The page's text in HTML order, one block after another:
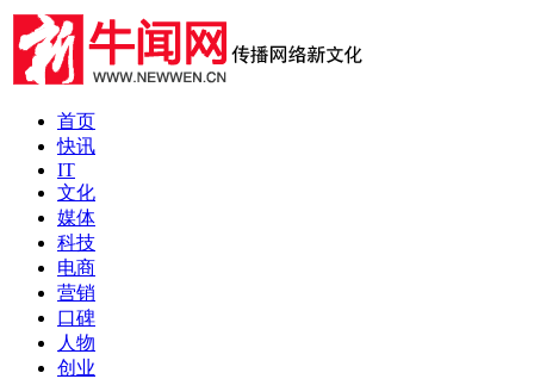
首页
快讯
IT
文化
媒体
科技
电商
营销
口碑
人物
创业